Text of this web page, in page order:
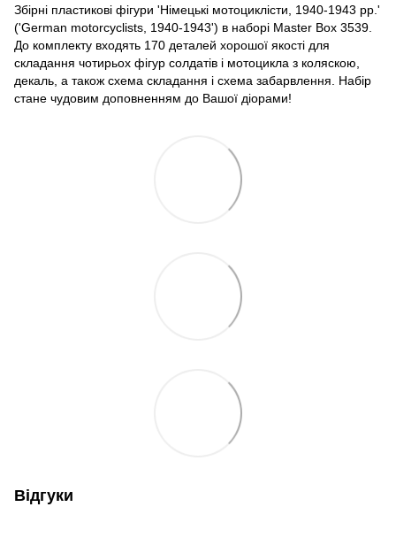
Збірні пластикові фігури 'Німецькі мотоциклісти, 1940-1943 рр.'
('German motorcyclists, 1940-1943') в наборі Master Box 3539.
До комплекту входять 170 деталей хорошої якості для
складання чотирьох фігур солдатів і мотоцикла з коляскою,
декаль, а також схема складання і схема забарвлення. Набір
стане чудовим доповненням до Вашої діорами!
Відгуки